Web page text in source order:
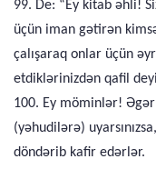
99. De: “Ey kitab əhli!
üçün iman gətirən
çalışaraq onlar üçün
etdiklərinizdən qafil
100. Ey möminlər!
(yəhudilərə)
döndərib kafir edərlər.